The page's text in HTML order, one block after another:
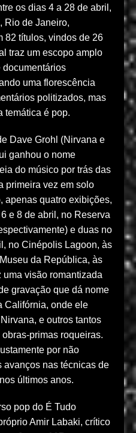
os dias 4 a 28 de abril,
Rio de Janeiro,
82 títulos, vindos de 26
traz um escopo amplo
documentários
uma florescência
politizados, mas
temática é pop.
Dave Grohl (Nirvana e
ganhou o nome
do músico por trás das
primeira vez em solo
apenas quatro exibições,
e 8 de abril, no Reserva
e duas no
no Cinépolis Lagoon, às
da República, às
uma visão romantizada
gravação que dá nome
Califórnia, onde ele
e outros tantos
primas roqueiras.
por não
avanços nas técnicas de
últimos anos.
pop do É Tudo
Amir Labaki, crítico